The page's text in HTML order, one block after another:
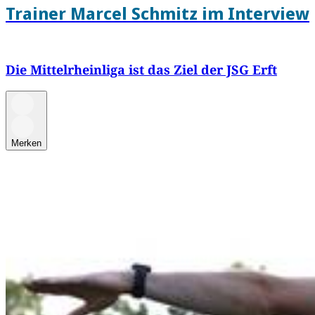
Trainer Marcel Schmitz im Interview
Die Mittelrheinliga ist das Ziel der JSG Erft
Merken